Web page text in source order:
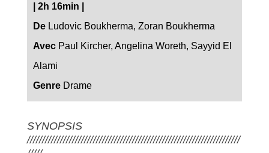
2h 16min
DeLudovic Boukherma, Zoran Boukherma
AvecPaul Kircher, Angelina Woreth, Sayyid El
Alami
GenreDrame
SYNOPSIS
///////////////////////////////////////////////////////////////////////